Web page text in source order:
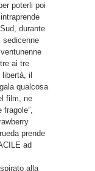
poterli poi
durante
sedicenne
ai tre
il
qualcosa
film, ne
fragole”,
prende
ad
alla